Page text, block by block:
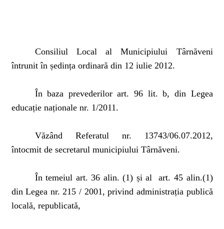
Consiliul Local al Municipiului Târnăveni
întrunit în ședința ordinară din 12 iulie 2012.
În baza prevederilor art. 96 lit. b, din Legea
educație naționale nr. 1/2011.
Văzând Referatul nr. 13743/06.07.2012,
întocmit de secretarul municipiului Târnăveni.
În temeiul art. 36 alin. (1) și al
art. 45 alin.(1)
din Legea nr. 215 / 2001, privind administrația publică
locală, republicată,